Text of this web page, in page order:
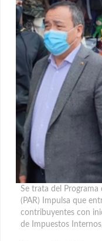
Se trata del
(PAR) Impulsa que
contribuyentes con
de Impuestos